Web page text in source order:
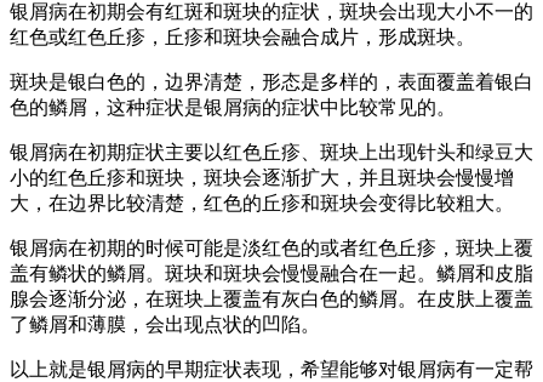
银屑病在初期会有红斑和斑块的症状，斑块会出现大小不一的
红色或红色丘疹，丘疹和斑块会融合成片，形成斑块。
斑块是银白色的，边界清楚，形态是多样的，表面覆盖着银白
色的鳞屑，这种症状是银屑病的症状中比较常见的。
银屑病在初期症状主要以红色丘疹、斑块上出现针头和绿豆大
小的红色丘疹和斑块，斑块会逐渐扩大，并且斑块会慢慢增
大，在边界比较清楚，红色的丘疹和斑块会变得比较粗大。
银屑病在初期的时候可能是淡红色的或者红色丘疹，斑块上覆
盖有鳞状的鳞屑。斑块和斑块会慢慢融合在一起。鳞屑和皮脂
腺会逐渐分泌，在斑块上覆盖有灰白色的鳞屑。在皮肤上覆盖
了鳞屑和薄膜，会出现点状的凹陷。
以上就是银屑病的早期症状表现，希望能够对银屑病有一定帮